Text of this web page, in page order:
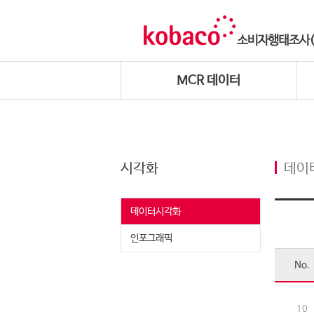
MCR 데이터
시각화
데이터시각화
인포그래픽
데이
No.
10